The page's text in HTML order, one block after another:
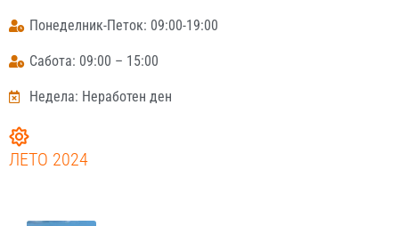
Понеделник-Петок: 09:00-19:00
Сабота: 09:00 – 15:00
Недела: Неработен ден
ЛЕТО 2024